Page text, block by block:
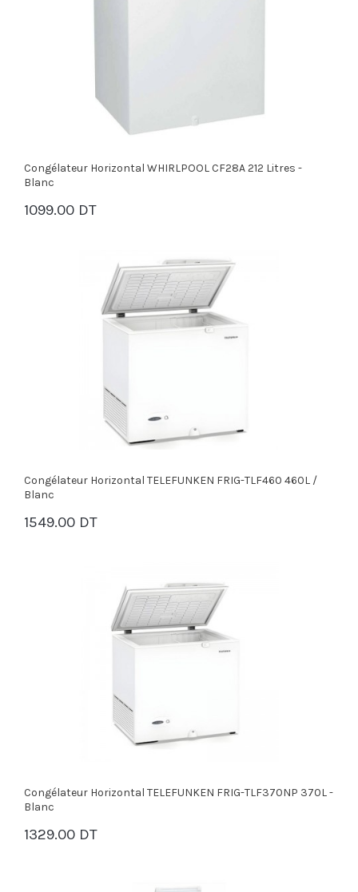
Congélateur Horizontal WHIRLPOOL CF28A 212 Litres -
Blanc
1099.00 DT
PANIER
Congélateur Horizontal TELEFUNKEN FRIG-TLF460 460L /
Blanc
1549.00 DT
PANIER
Congélateur Horizontal TELEFUNKEN FRIG-TLF370NP 370L -
Blanc
1329.00 DT
PANIER